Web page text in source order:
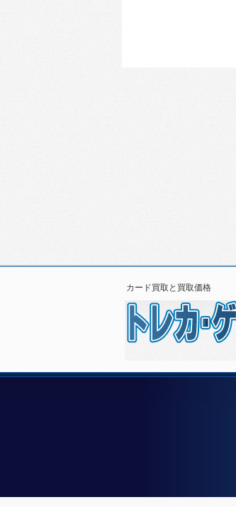
カード買取と買取価格